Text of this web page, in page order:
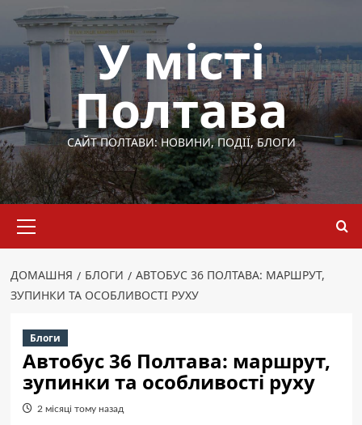
Перейти
вмісту
У місті
Полтава
САЙТ ПОЛТАВИ: НОВИНИ, ПОДІЇ, БЛОГИ
меню
ДОМАШНЯ БЛОГИ
АВТОБУС 36 ПОЛТАВА: МАРШРУТ,
ЗУПИНКИ ТА ОСОБЛИВОСТІ РУХУ
Блоги
Автобус 36 Полтава: маршрут,
зупинки та особливості руху
2 місяці тому назад